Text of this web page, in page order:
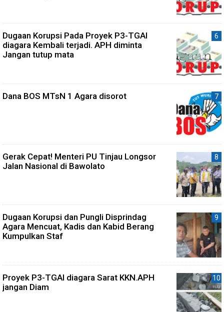
Dugaan Korupsi Pada Proyek P3-TGAI
diagara Kembali terjadi. APH diminta
Jangan tutup mata
Dana BOS MTsN 1 Agara disorot
Gerak Cepat! Menteri PU Tinjau Longsor
Jalan Nasional di Bawolato
Dugaan Korupsi dan Pungli Disprindag
Agara Mencuat, Kadis dan Kabid Berang
Kumpulkan Staf
Proyek P3-TGAI diagara Sarat KKN.APH
jangan Diam